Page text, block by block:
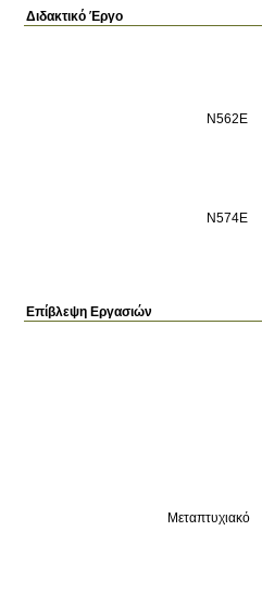
Διδακτικό Έργο
Ν562Ε
Ν574Ε
Επίβλεψη Εργασιών
Μεταπτυχιακό